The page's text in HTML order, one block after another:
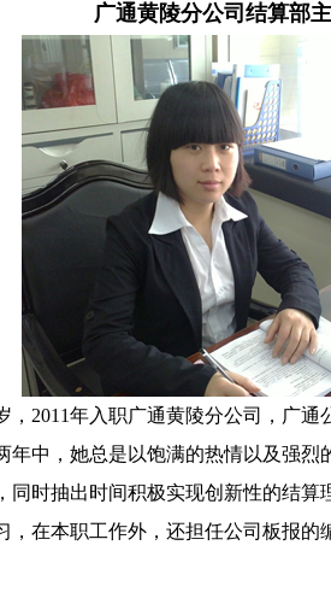
广通黄陵分公司结算部
2011年入职广通黄陵分公司，广通
年中，她总是以饱满的热情以及强烈
同时抽出时间积极实现创新性的结算
，在本职工作外，还担任公司板报的